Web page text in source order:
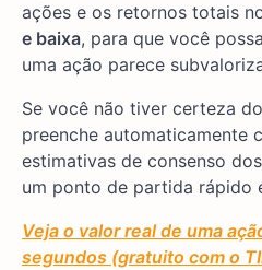
ações e os retornos totais
e baixa, para que você
uma ação parece
Se você não tiver certeza
preenche automaticamente
estimativas de consenso
um ponto de partida rápido
Veja o valor real de uma
segundos (gratuito com o